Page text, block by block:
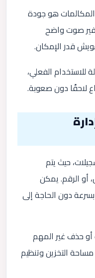
هو جودة
صوت واضح
قدر الإمكان.
الفعلي،
لاحقًا دون صعوبة.
حيث يتم
أو الرقم. يمكن
دون الحاجة إلى
أو حذف غير المهم
التخزين وتنظيم